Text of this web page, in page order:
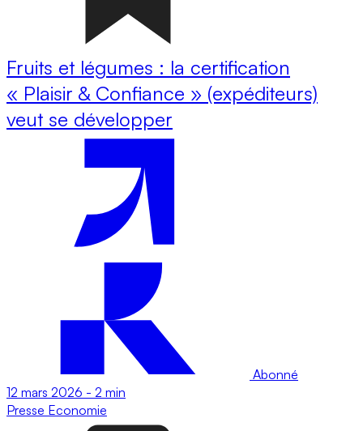
Fruits et légumes : la certification
« Plaisir & Confiance » (expéditeurs)
veut se développer
Abonné
12 mars 2026 - 2 min
Presse Economie